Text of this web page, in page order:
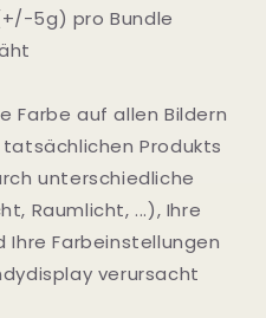
5g) pro Bundle
Farbe auf allen Bildern
Produkts
unterschiedliche
Raumlicht, ...), Ihre
Ihre Farbeinstellungen
verursacht